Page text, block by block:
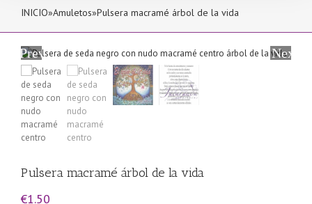
INICIO»Amuletos»Pulsera macramé árbol de la vida
Previous Next
Pulsera macramé árbol de la vida
€1.50